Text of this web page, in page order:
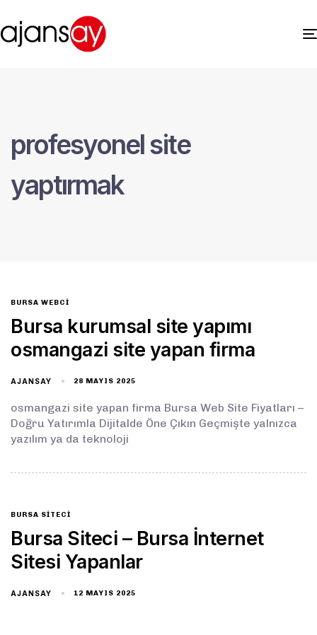
profesyonel site
yaptırmak
BURSA WEBCI
Bursa kurumsal site yapımı
osmangazi site yapan firma
AJANSAY 28 MAYIS 2025
osmangazi site yapan firma Bursa Web Site Fiyatları –
Doğru Yatırımla Dijitalde Öne Çıkın Geçmişte yalnızca
yazılım ya da teknoloji
BURSA SITECI
Bursa Siteci – Bursa İnternet
Sitesi Yapanlar
AJANSAY 12 MAYIS 2025